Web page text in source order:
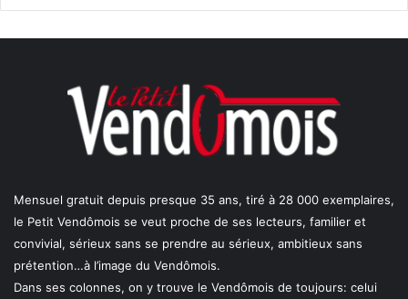
Mensuel gratuit depuis presque 35 ans, tiré à 28 000 exemplaires,
le Petit Vendômois se veut proche de ses lecteurs, familier et
convivial, sérieux sans se prendre au sérieux, ambitieux sans
prétention…à l’image du Vendômois.
Dans ses colonnes, on y trouve le Vendômois de toujours: celui